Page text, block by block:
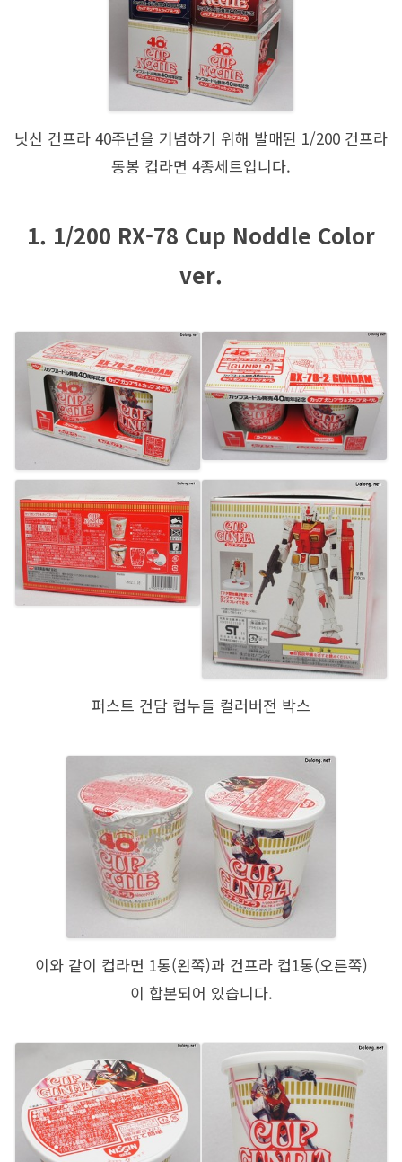
닛신 건프라 40주년을 기념하기 위해 발매된 1/200 건프라
동봉 컵라면 4종세트입니다.
1. 1/200 RX-78 Cup Noddle Color
ver.
퍼스트 건담 컵누들 컬러버전 박스
이와 같이 컵라면 1통(왼쪽)과 건프라 컵1통(오른쪽)
이 합본되어 있습니다.